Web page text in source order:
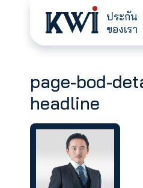
ป
ขอ
page-bod-
headline